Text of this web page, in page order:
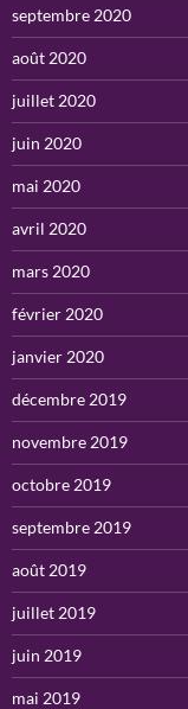
septembre 2020
août 2020
juillet 2020
juin 2020
mai 2020
avril 2020
mars 2020
février 2020
janvier 2020
décembre 2019
novembre 2019
octobre 2019
septembre 2019
août 2019
juillet 2019
juin 2019
mai 2019